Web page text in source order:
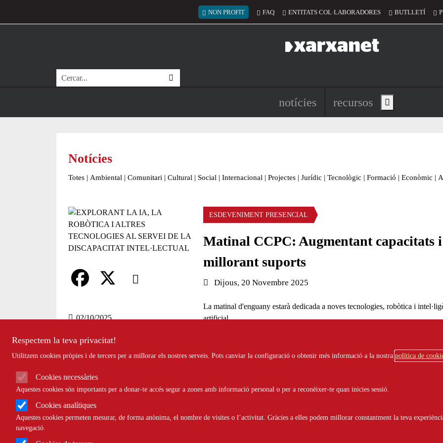
Respectem la teva privacitat!
Utilitzem cookies pròpies i de tercers per a millorar els nostres serveis. Pots canviar la configuració o obtenir més informació a la nostra política de
Cookies necessàries
Aquestes cookies són importants per a donar-te accés segur a zones amb informació personal o per a reconèixer-te quan inicies sessió.
Cookies analítiques
Aquestes cookies permeten mesurar, de forma anònima, el nombre de visites o l’activitat. Gràcies a elles podem millorar constantment la teva
navegació.
Menú del compte d'usuari
NON PROFIT FAQ ENTITATS COL·LABORADORES BUTLLETÍ
Cerca
Navegació principal de
notícies recursos Show main menu
Notícies
Totes | Ambiental | Comunitari | Cultural | Social | Internacional | Projectes | Jurídic | Tecnològic | Formació | Econòmic |
Comparteix
a
e
o
o
02/10/2025
ESDEVENIMENT PRESENCIAL
Matinal CCPC: Augmentant capacitats i
millorant suports
Data de l'esdeveniment:
Dijous, 20 Novembre 2025
La matinal d'enguany estarà dedicada a noves tecnologies, robòtica i
artificial.
El 20 de novembre tindrà lloc la matinal '
Augmentant capacitats i millorant
Discapacitat Intel·lectual'.
professionals de les nostres entitats i de veus expertes externes, com la d’en